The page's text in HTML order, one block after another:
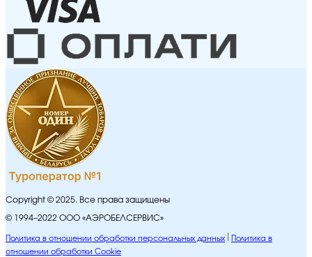
Copyright © 2025. Все права защищены
© 1994–2022 ООО «АЭРОБЕЛСЕРВИС»
Политика в отношении обработки персональных данных
Политика в
отношении обработки Cookie